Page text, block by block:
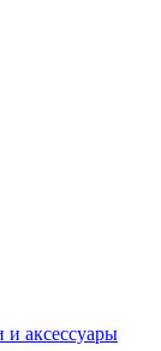
аксессуары